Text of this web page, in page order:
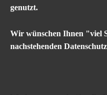
genutzt.
Wir wünschen Ihnen "viel
nachstehenden